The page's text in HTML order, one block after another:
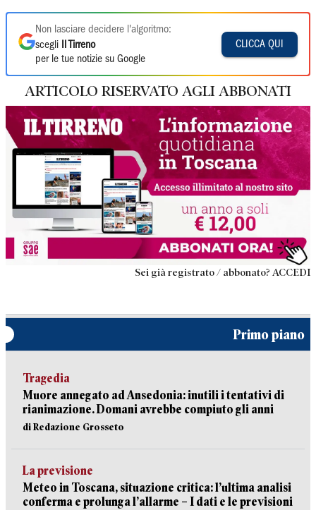
Non lasciare decidere l'algoritmo:
scegli
Il Tirreno
per le tue notizie su Google
CLICCA QUI
ARTICOLO RISERVATO AGLI ABBONATI
Sei già registrato / abbonato? ACCEDI
Primo piano
Tragedia
Muore annegato ad Ansedonia: inutili i tentativi di
rianimazione. Domani avrebbe compiuto gli anni
di Redazione Grosseto
La previsione
Meteo in Toscana, situazione critica: l’ultima analisi
conferma e prolunga l’allarme – I dati e le previsioni